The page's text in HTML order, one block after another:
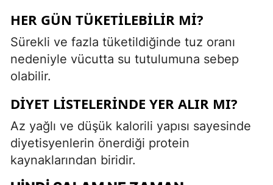
HER GÜN TÜKETILEBILIR MI?
Sürekli ve fazla tüketildiğinde tuz oranı
nedeniyle vücutta su tutulumuna sebep
olabilir.
DIYET LISTELERINDE YER ALIR MI?
Az yağlı ve düşük kalorili yapısı sayesinde
diyetisyenlerin önerdiği protein
kaynaklarından biridir.